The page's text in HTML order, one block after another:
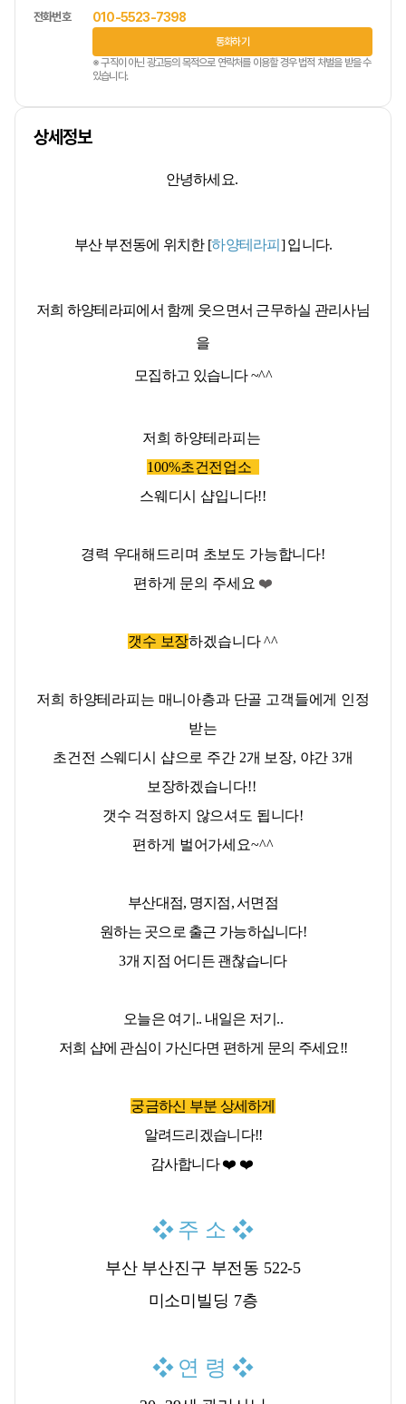
전화번호 010-5523-7398
통화하기
※ 구직이 아닌 광고등의 목적으로 연락처를 이용할 경우 법적 처벌을 받을 수
있습니다.
상세정보
안녕하세요.
부산 부전동에 위치한 [하양테라피 ]입니다.
저희 하양테라피에서 함께 웃으면서 근무하실 관리사님
을
모집하고 있습니다 ~^^
저희 하양테라피는
100%초건전업소
스웨디시 샵입니다!!
경력 우대해드리며 초보도 가능합니다!
편하게 문의 주세요 ❤️
갯수 보장하겠습니다 ^^
저희 하양테라피는 매니아층과 단골 고객들에게 인정
받는
초건전 스웨디시 샵으로 주간 2개 보장, 야간 3개
보장하겠습니다!!
갯수 걱정하지 않으셔도 됩니다!
편하게 벌어가세요~^^
부산대점, 명지점, 서면점
원하는 곳으로 출근 가능하십니다!
3개 지점 어디든 괜찮습니다
오늘은 여기.. 내일은 저기..
저희 샵에 관심이 가신다면 편하게 문의 주세요!!
궁금하신 부분 상세하게
알려드리겠습니다!!
감사합니다 ❤️ ❤️
❖주 소 ❖
부산 부산진구 부전동 522-5
미소미빌딩 7층
❖ 연 령 ❖